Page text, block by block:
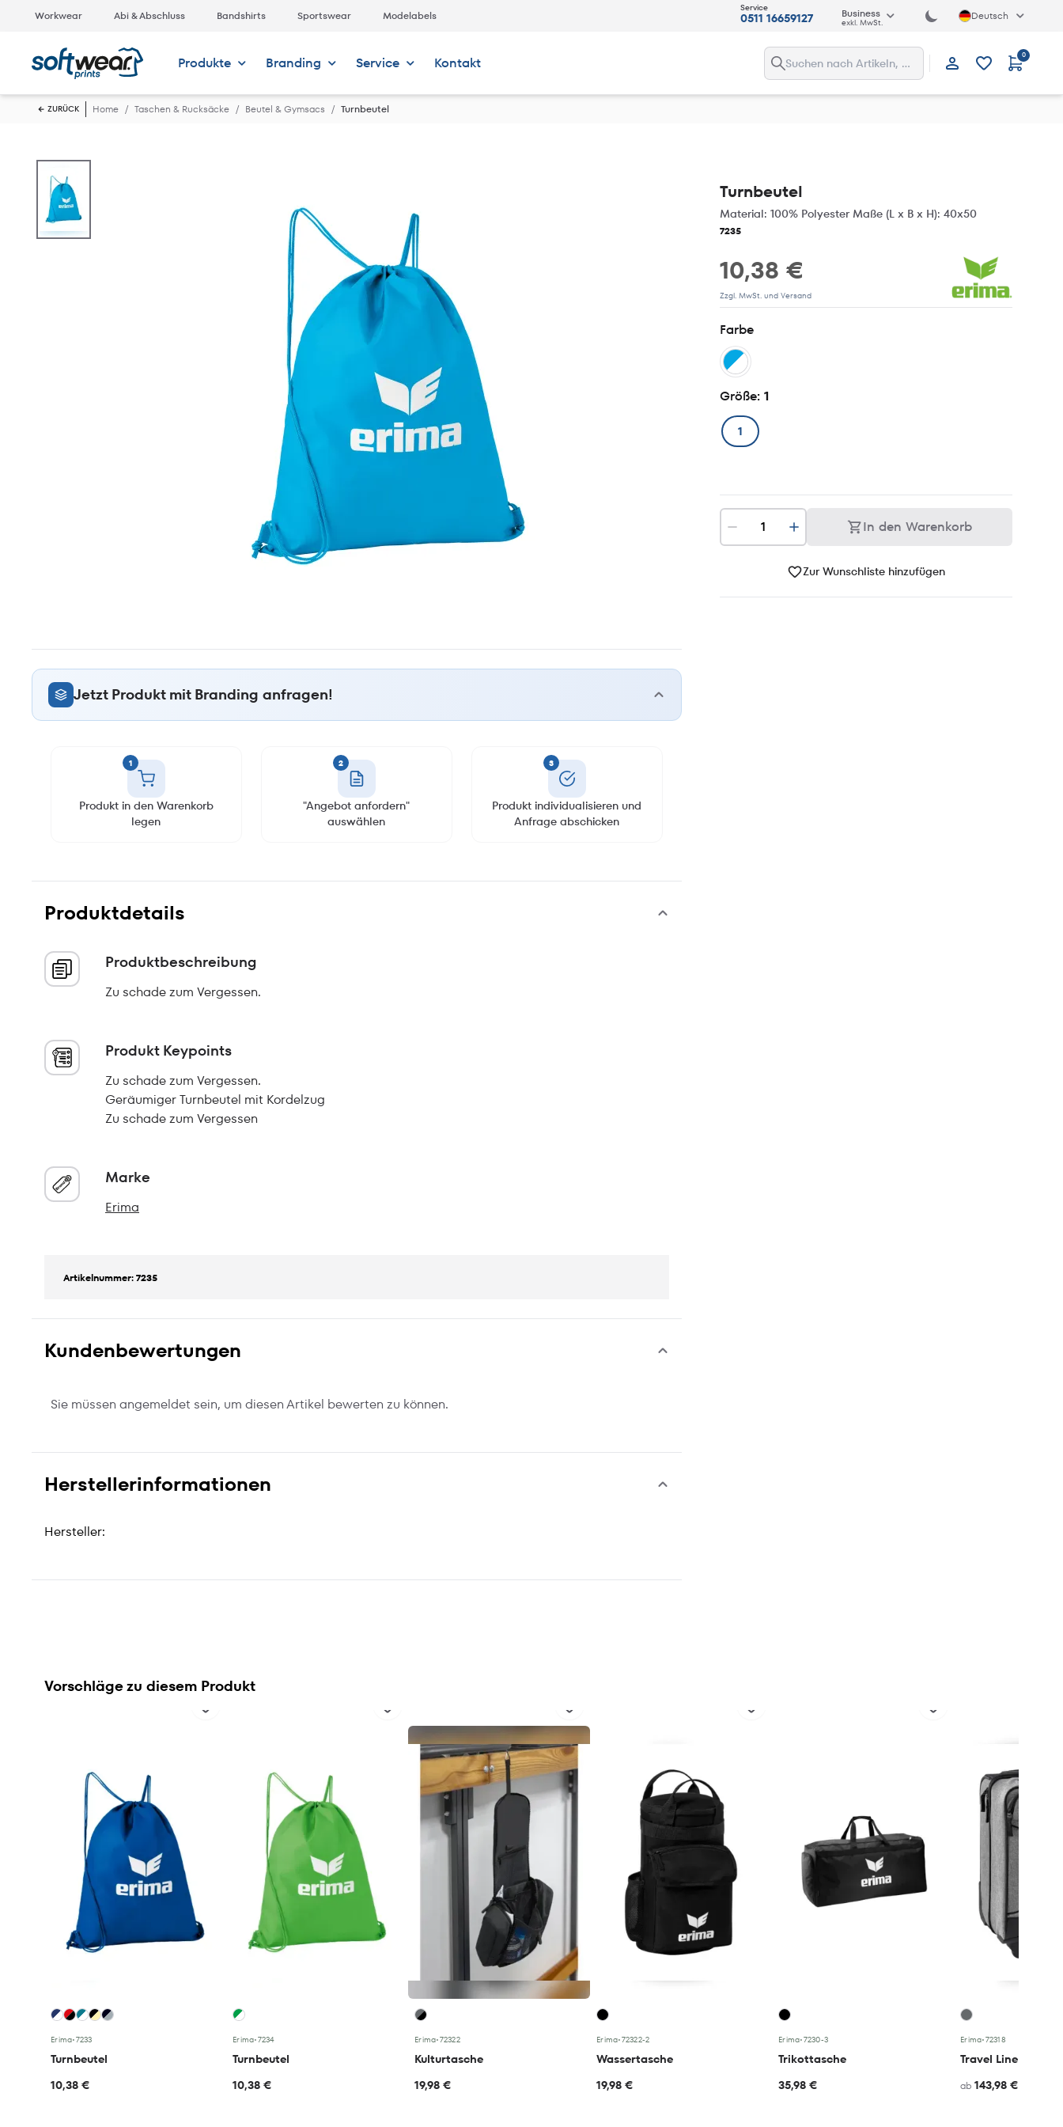
Workwear Abi & Abschluss Bandshirts Sportswear Modelabels
Service
0511 16659127 Business
exkl. MwSt. Deutsch
Produkte Branding Service Kontakt Anmelden
0
ZURÜCK Home Taschen & Rucksäcke Beutel & Gymsacs Turnbeutel
Turnbeutel
Material: 100% Polyester Maße (L x B x H): 40x50
7235
10,38 €
Zzgl. MwSt. und Versand
Farbe
Größe: 1
1
In den Warenkorb
Zur Wunschliste hinzufügen
Jetzt Produkt mit Branding anfragen!
1
Produkt in den Warenkorb
legen
2
"Angebot anfordern"
auswählen
3
Produkt individualisieren und
Anfrage abschicken
Produktdetails
Produktbeschreibung
Zu schade zum Vergessen.
Produkt Keypoints
Zu schade zum Vergessen.
Geräumiger Turnbeutel mit Kordelzug
Zu schade zum Vergessen
Marke
Erima
Artikelnummer: 7235
Kundenbewertungen
Sie müssen angemeldet sein, um diesen Artikel bewerten zu können.
Herstellerinformationen
Hersteller:
Vorschläge zu diesem Produkt
Erima•7233
Turnbeutel
10,38 €
Erima•7234
Turnbeutel
10,38 €
Erima•72322
Kulturtasche
19,98 €
Erima•72322-2
Wassertasche
19,98 €
Erima•7230-3
Trikottasche
35,98 €
Erima•72318
Travel Line Travel
ab 143,98 €